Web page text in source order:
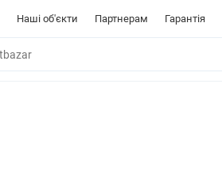
Наші об'єкти Партнерам Гарантія